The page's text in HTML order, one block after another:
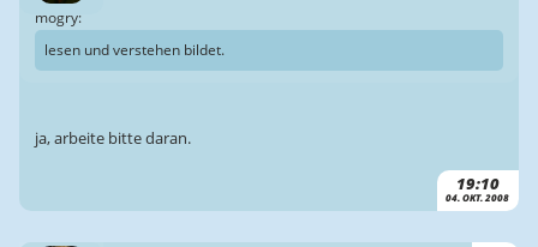
19:10
04. OKT. 2008
mogry:
lesen und verstehen bildet.
ja, arbeite bitte daran.